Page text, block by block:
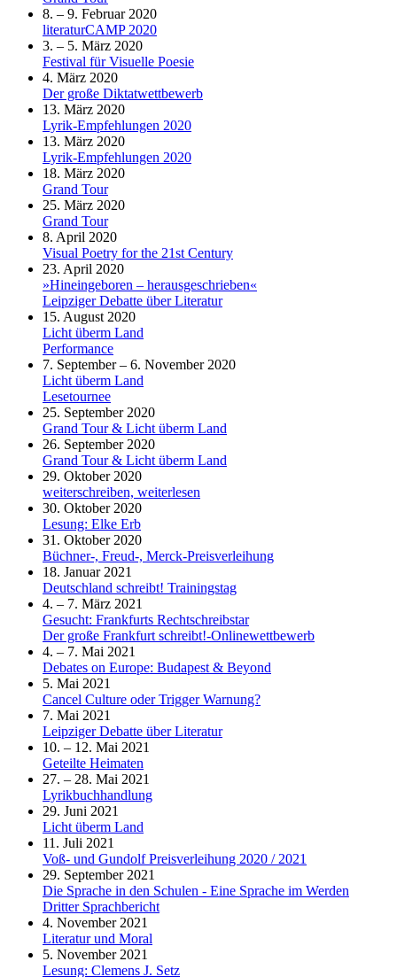
8. – 9. Februar 2020
literaturCAMP 2020
3. – 5. März 2020
Festival für Visuelle Poesie
4. März 2020
Der große Diktatwettbewerb
13. März 2020
Lyrik-Empfehlungen 2020
13. März 2020
Lyrik-Empfehlungen 2020
18. März 2020
Grand Tour
25. März 2020
Grand Tour
8. April 2020
Visual Poetry for the 21st Century
23. April 2020
»Hineingeboren – herausgeschrieben«
Leipziger Debatte über Literatur
15. August 2020
Licht überm Land
Performance
7. September – 6. November 2020
Licht überm Land
Lesetournee
25. September 2020
Grand Tour & Licht überm Land
26. September 2020
Grand Tour & Licht überm Land
29. Oktober 2020
weiterschreiben, weiterlesen
30. Oktober 2020
Lesung: Elke Erb
31. Oktober 2020
Büchner-, Freud-, Merck-Preisverleihung
18. Januar 2021
Deutschland schreibt! Trainingstag
4. – 7. März 2021
Gesucht: Frankfurts Rechtschreibstar
Der große Frankfurt schreibt!-Onlinewettbewerb
4. – 7. Mai 2021
Debates on Europe: Budapest & Beyond
5. Mai 2021
Cancel Culture oder Trigger Warnung?
7. Mai 2021
Leipziger Debatte über Literatur
10. – 12. Mai 2021
Geteilte Heimaten
27. – 28. Mai 2021
Lyrikbuchhandlung
29. Juni 2021
Licht überm Land
11. Juli 2021
Voß- und Gundolf Preisverleihung 2020 / 2021
29. September 2021
Die Sprache in den Schulen - Eine Sprache im Werden
Dritter Sprachbericht
4. November 2021
Literatur und Moral
5. November 2021
Lesung: Clemens J. Setz